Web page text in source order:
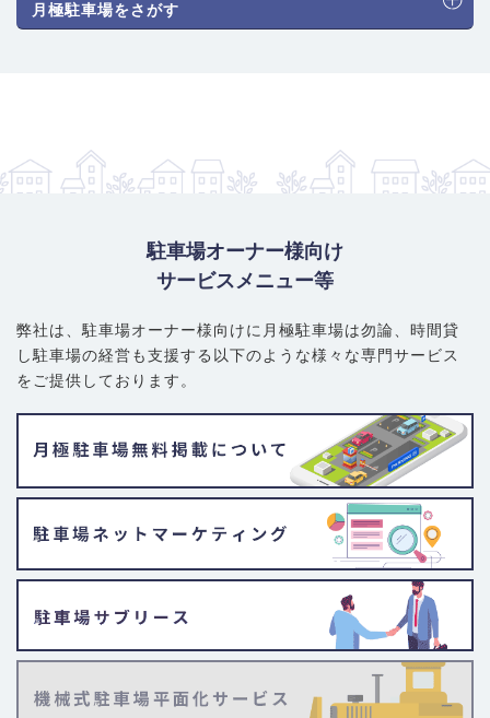
月極駐車場をさがす
駐車場オーナー様向け
サービスメニュー等
弊社は、駐車場オーナー様向けに月極駐車場は勿論、 時間貸
し駐車場の経営も支援する以下のような様々な専門サービス
をご提供しております。